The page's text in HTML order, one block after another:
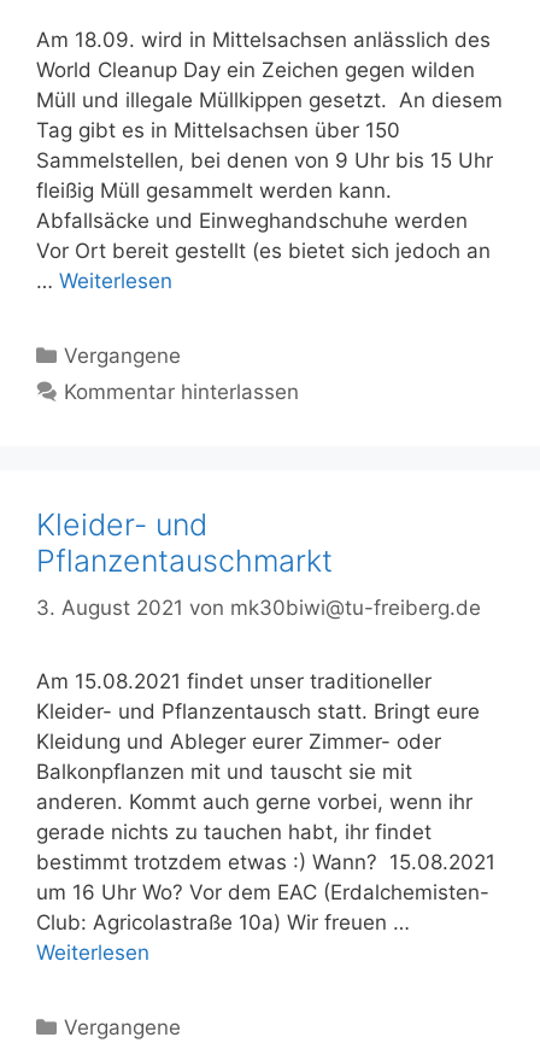
Am 18.09. wird in Mittelsachsen anlässlich des
World Cleanup Day ein Zeichen gegen wilden
Müll und illegale Müllkippen gesetzt. An diesem
Tag gibt es in Mittelsachsen über 150
Sammelstellen, bei denen von 9 Uhr bis 15 Uhr
fleißig Müll gesammelt werden kann.
Abfallsäcke und Einweghandschuhe werden
Vor Ort bereit gestellt (es bietet sich jedoch an
… Weiterlesen
Kategorien
Vergangene
Kommentar hinterlassen
Kleider- und
Pflanzentauschmarkt
3. August 2021 von mk30biwi@tu-freiberg.de
Am 15.08.2021 findet unser traditioneller
Kleider- und Pflanzentausch statt. Bringt eure
Kleidung und Ableger eurer Zimmer- oder
Balkonpflanzen mit und tauscht sie mit
anderen. Kommt auch gerne vorbei, wenn ihr
gerade nichts zu tauchen habt, ihr findet
bestimmt trotzdem etwas :) Wann? 15.08.2021
um 16 Uhr Wo? Vor dem EAC (Erdalchemisten-
Club: Agricolastraße 10a) Wir freuen …
Weiterlesen
Kategorien
Vergangene